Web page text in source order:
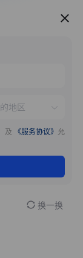
服务推荐
及 《服务协议》 允
换一换